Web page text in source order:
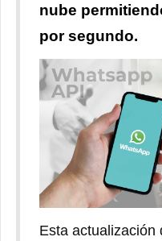
nube
por segundo.
Esta actualización